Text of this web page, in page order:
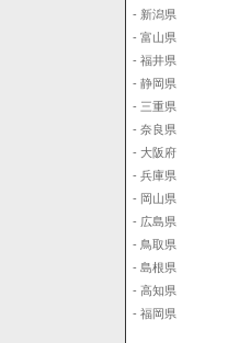
- 新潟県
- 富山県
- 福井県
- 静岡県
- 三重県
- 奈良県
- 大阪府
- 兵庫県
- 岡山県
- 広島県
- 鳥取県
- 島根県
- 高知県
- 福岡県